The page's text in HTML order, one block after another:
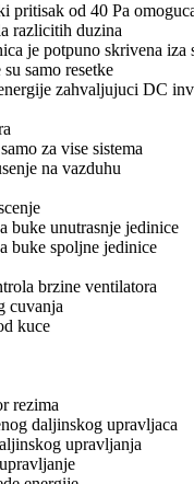
pritisak od 40 Pa
razlicitih duzina
je potpuno skrivena iza
samo resetke
zahvaljujuci DC
za vise sistema
na vazduhu
buke unutrasnje jedinice
buke spoljne jedinice
brzine ventilatora
cuvanja
kuce
rezima
daljinskog upravljaca
upravljanja